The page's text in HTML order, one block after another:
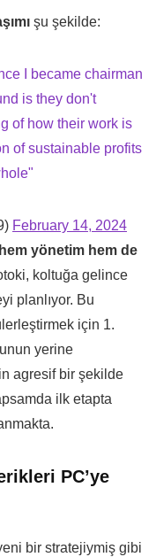
şu şekilde:
I became chairman
is they don't
of how their work is
of sustainable profits
February 14, 2024
hem yönetim hem de
koltuğa gelince
planlıyor. Bu
için 1.
yerine
agresif bir şekilde
ilk etapta
PC’ye
bir stratejiymiş gibi